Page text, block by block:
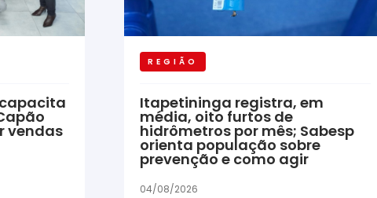
vendas
REGIÃO
Itapetininga registra, em
média, oito furtos de
hidrômetros por mês; Sabesp
orienta população sobre
prevenção e como agir
04/08/2026